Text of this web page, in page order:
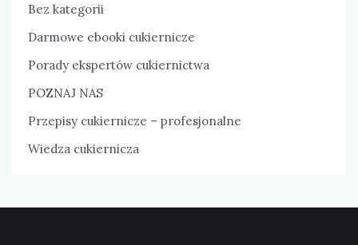
Bez kategorii
Darmowe ebooki cukiernicze
Porady ekspertów cukiernictwa
POZNAJ NAS
Przepisy cukiernicze – profesjonalne
Wiedza cukiernicza